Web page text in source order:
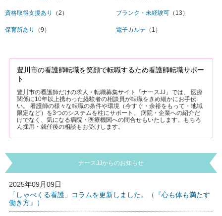
資格取得支援あり （2） ブランク・未経験可 （13）
保育所あり （9） 電子カルテ （1）
豊川市の看護師転職を笑顔で転職するため看護師転職サポー
ト
豊川市の看護師だけの求人・転職募集サイト「ナースJJ」では、 医療
関係に10年以上携わった経験者の相談員が転職をきめ細かにお手伝
い。 看護師の様々な転職の条件や環境（今すぐ・余裕をもって・地域
限定など）を3つのシステムを柱にサポート。 病院・企業への紹介だ
けでなく、気になる病院・医療機関への問合せもいたします。もちろ
ん採用・就任後の相談もお受けします。
ナースJJからのお知らせ
2025年09月09日
「しゃべくる看護」コラムを更新しました。（『心も体も満たす
働き方』）